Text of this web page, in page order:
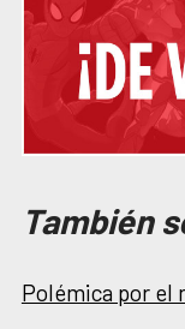
También
Polémica por el